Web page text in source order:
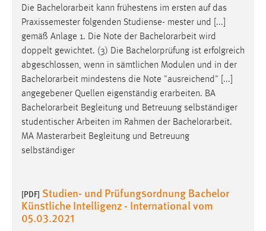
Die Bachelorarbeit kann frühestens im ersten auf das
Praxissemester folgenden Studiense- mester und [...]
gemäß Anlage 1. Die Note der Bachelorarbeit wird
doppelt gewichtet. (3) Die Bachelorprüfung ist erfolgreich
abgeschlossen, wenn in sämtlichen Modulen und in der
Bachelorarbeit mindestens die Note "ausreichend" [...]
angegebener Quellen eigenständig erarbeiten. BA
Bachelorarbeit Begleitung und Betreuung selbständiger
studentischer Arbeiten im Rahmen der Bachelorarbeit.
MA Masterarbeit Begleitung und Betreuung
selbständiger
[PDF] Studien- und Prüfungsordnung Bachelor
Künstliche Intelligenz - International vom
05.03.2021
Chat
Name:
chat-frame-style-5e9dbeb1811c0446
Zweck:
Wird benötigt um die Chatfunktion nutzen zu können.
Cookie Laufzeit:
MibewSessionID, mibew-chat-frame-style-
5e9dbeb1811c0446 = Sitzungslaufzeit, mibew_locale = 3
Login
Name: